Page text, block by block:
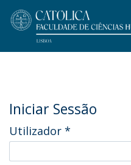
Iniciar Sessão
Utilizador *